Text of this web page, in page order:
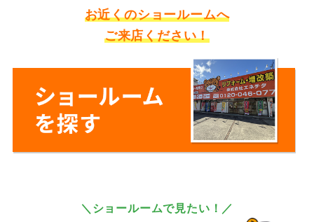
お近くのショールームへ
ご来店ください！
＼ショールームで見たい！／